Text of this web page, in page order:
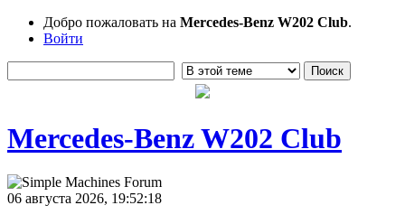
Добро пожаловать на Mercedes-Benz W202 Club.
Войти
Mercedes-Benz W202 Club
06 августа 2026, 19:52:18